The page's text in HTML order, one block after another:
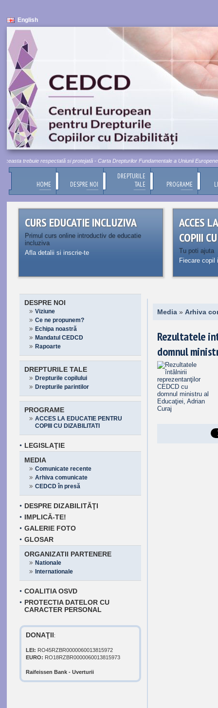
English
trebuie respectată si protejată - Carta Drepturilor Fundamentale a Uniunii Europene,
HOME DESPRE NOI
DREPTURILE
TALE
PROGRAME
CURS EDUCATIE INCLUZIVA
Primul curs online introductiv de educatie
incluziva
Afla detalii si inscrie-te
ACCES
COPIII
Tu poti ajuta
Fiecare
DESPRE NOI
Viziune
Ce ne propunem?
Echipa noastră
Mandatul CEDCD
Rapoarte
DREPTURILE TALE
Drepturile copilului
Drepturile parintilor
PROGRAME
ACCES LA EDUCATIE PENTRU
COPIII CU DIZABILITATI
LEGISLAŢIE
MEDIA
Comunicate recente
Arhiva comunicate
CEDCD în presă
DESPRE DIZABILITĂŢI
IMPLICĂ-TE!
GALERIE FOTO
GLOSAR
ORGANIZATII PARTENERE
Nationale
Internationale
COALITIA OSVD
PROTECTIA DATELOR CU
CARACTER PERSONAL
DONAŢII:
LEI: RO45RZBR0000060013815972
EURO: RO18RZBR0000060013815973
Raifeissen Bank - Uverturii
Media » Arhiva
Rezultatele
domnul